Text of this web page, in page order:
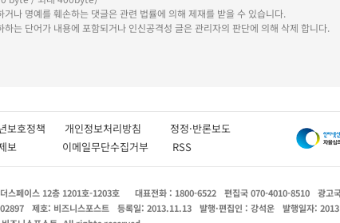
나 명예를 훼손하는 댓글은 관련 법률에 의해 제재를 받을 수 있습니다.
는 단어가 내용에 포함되거나 인신공격성 글은 관리자의 판단에 의해 삭제 합니다.
보호정책 개인정보처리방침 정정·반론보도
제보 이메일무단수집거부 RSS
스페이스 12층 1201호-1203호 대표전화 : 1800-6522 편집국 070-4010-8510
광고
제호: 비즈니스포스트 등록일: 2013.11.13 발행·편집인 : 강석운 발행일자: